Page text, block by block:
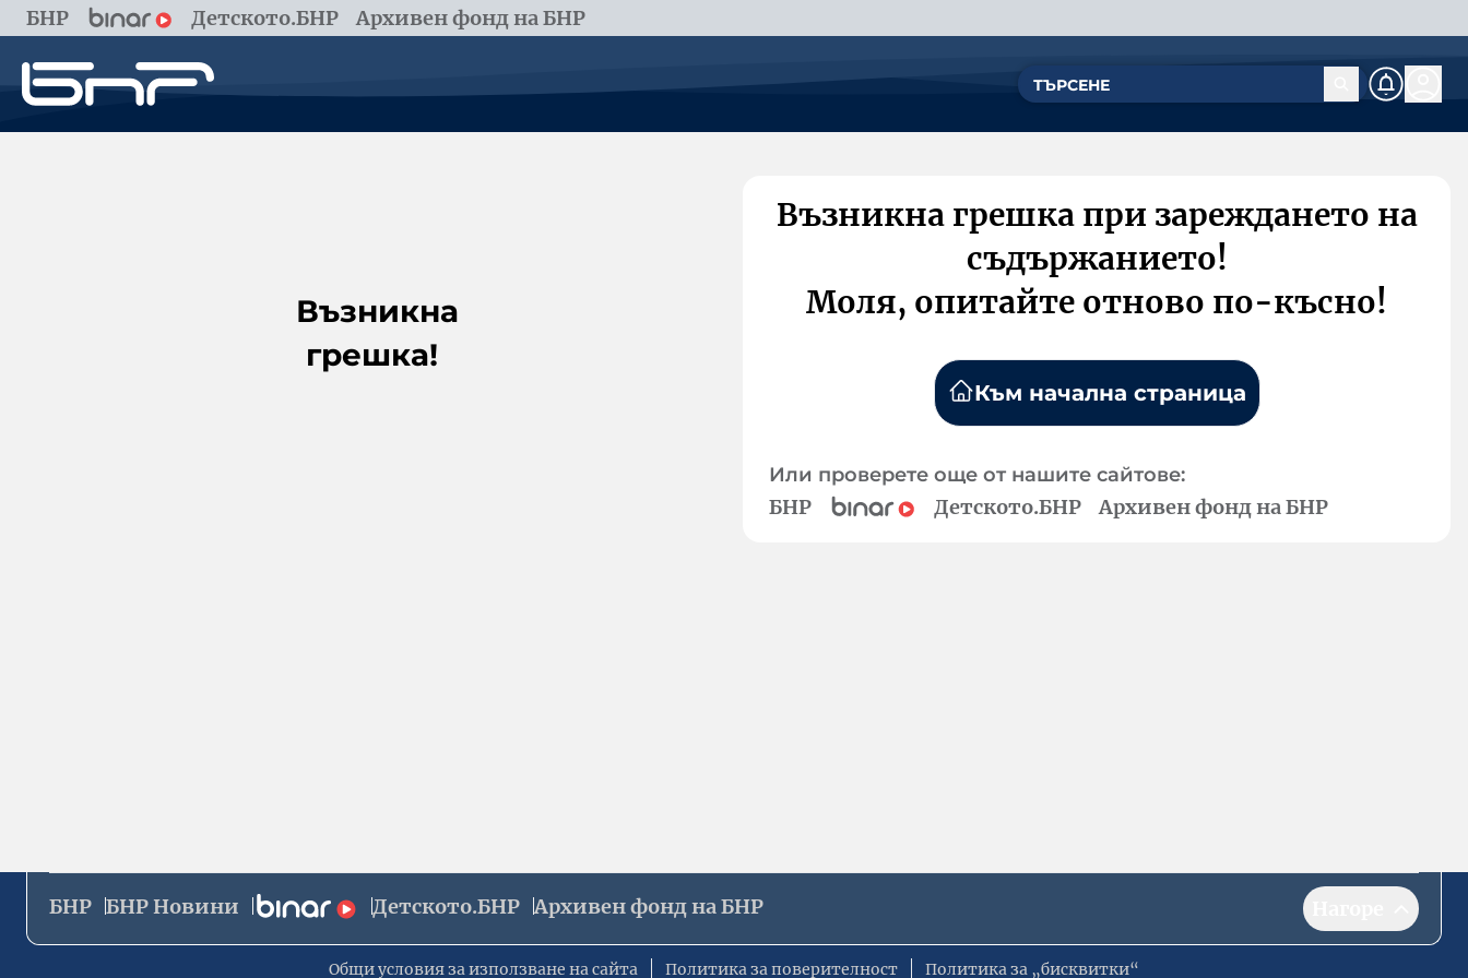
БНР Детското.БНР Архивен фонд на БНР
Възникна
грешка!
Възникна грешка при зареждането на
съдържанието!
Моля, опитайте отново по-късно!
Към начална страница
Или проверете още от нашите сайтове:
БНР Детското.БНР Архивен фонд на БНР
БНР БНР Новини Детското.БНР Архивен фонд на БНР
Общи условия за използване на сайта Политика за поверителност Политика за „бисквитки“